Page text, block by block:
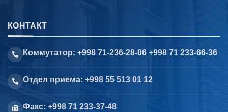
КОНТАКТ
Коммутатор: +998 71-236-28-06 +998 71 233-66-36
Отдел приема: +998 55 513 01 12
Факс: +998 71 233-37-48